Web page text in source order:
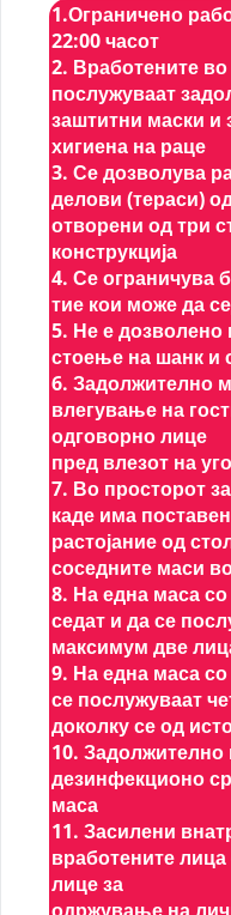
1.Ограничено
22:00 часот
2. Вработените во
послужуваат
заштитни маски и
хигиена на раце
3. Се дозволува
делови (тераси)
отворени од три
конструкција
4. Се ограничува
тие кои може да
5. Не е дозволено
стоење на шанк и
6. Задолжително
влегување на
одговорно лице
пред влезот на
7. Во просторот
каде има
растојание од
соседните маси
8. На една маса
седат и да се
максимум две
9. На една маса
се послужуваат
доколку се од
10.
дезинфекционо
маса
11. Засилени
вработените
лице за